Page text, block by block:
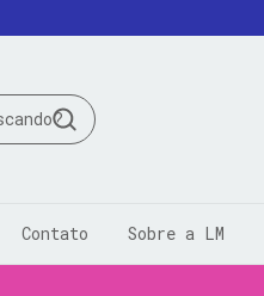
Contato Sobre a LM